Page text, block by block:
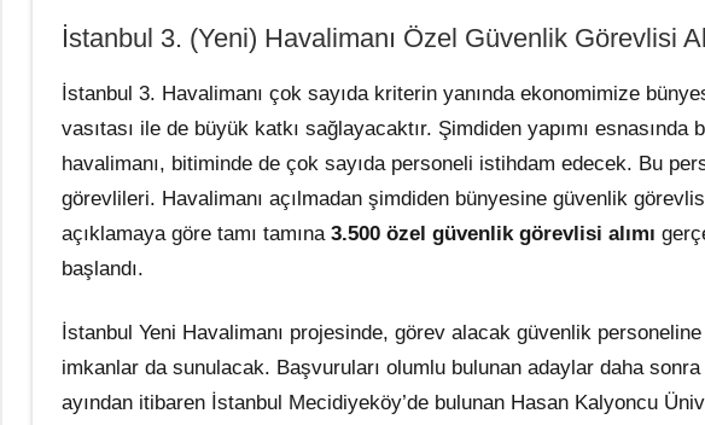
İstanbul 3. (Yeni) Havalimanı Özel Güvenlik Görevlisi
İstanbul 3. Havalimanı çok sayıda kriterin yanında ekonomimize
vasıtası ile de büyük katkı sağlayacaktır. Şimdiden yapımı esnasında
havalimanı, bitiminde de çok sayıda personeli istihdam edecek. Bu
görevlileri. Havalimanı açılmadan şimdiden bünyesine güvenlik
açıklamaya göre tamı tamına3.500 özel güvenlik görevlisi alımı
başlandı.
İstanbul Yeni Havalimanı projesinde, görev alacak güvenlik
imkanlar da sunulacak. Başvuruları olumlu bulunan adaylar daha
ayından itibaren İstanbul Mecidiyeköy’de bulunan Hasan Kalyoncu